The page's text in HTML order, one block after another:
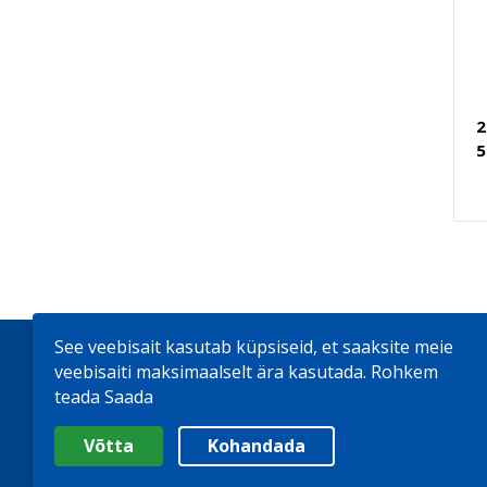
Firmast Uudised Rehvid
© 2026 Bohnenkamp AG
See veebisait kasutab küpsiseid, et saaksite meie
veebisaiti maksimaalselt ära kasutada. Rohkem
teada Saada
Valige cookie Seaded
Minimaalne Analüütiline / Funktsionaalne
Võtta Kohandada